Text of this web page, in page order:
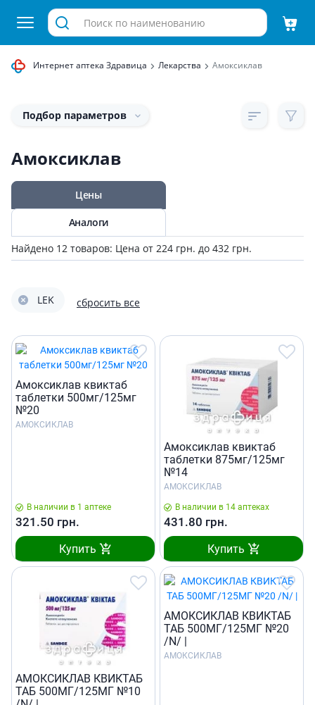
Интернет аптека Здравица Лекарства Амоксиклав
Подбор параметров
Амоксиклав
Цены
Аналоги
Найдено 12 товаров: Цена от 224 грн. до 432 грн.
LEK сбросить все
Амоксиклав квиктаб
таблетки 500мг/125мг
№20
АМОКСИКЛАВ
В наличии в 1 аптеке
321.50 грн.
Купить
Амоксиклав квиктаб
таблетки 875мг/125мг
№14
АМОКСИКЛАВ
В наличии в 14 аптеках
431.80 грн.
Купить
АМОКСИКЛАВ КВИКТАБ
ТАБ 500МГ/125МГ №10
АМОКСИКЛАВ КВИКТАБ
ТАБ 500МГ/125МГ №20
/N/ |
АМОКСИКЛАВ